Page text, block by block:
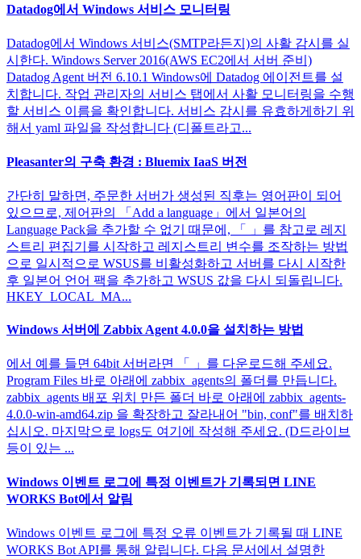
Datadog에서 Windows 서비스 모니터링
Datadog에서 Windows 서비스(SMTP라든지)의 사활 감시를 실
시한다. Windows Server 2016(AWS EC2에서 서버 준비)
Datadog Agent 버전 6.10.1 Windows에 Datadog 에이전트를 설
치합니다. 작업 관리자의 서비스 탭에서 사활 모니터링을 수행
할 서비스 이름을 확인합니다. 서비스 감시를 유효하게하기 위
해서 yaml 파일을 작성합니다 (디폴트라고...
Pleasanter의 구축 환경 : Bluemix IaaS 버전
간단히 말하면, 주문한 서버가 생성된 직후는 영어판이 되어
있으므로, 제어판의 「Add a language」에서 일본어의
Language Pack을 추가할 수 없기 때문에, 「 」를 참고로 레지
스트리 편집기를 시작하고 레지스트리 변수를 조작하는 방법
으로 일시적으로 WSUS를 비활성화하고 서버를 다시 시작한
후 일본어 언어 팩을 추가하고 WSUS 값을 다시 되돌립니다.
HKEY_LOCAL_MA...
Windows 서버에 Zabbix Agent 4.0.0을 설치하는 방법
에서 예를 들면 64bit 서버라면 「 」를 다운로드해 주세요.
Program Files 바로 아래에 zabbix_agents의 폴더를 만듭니다.
zabbix_agents 배포 위치 만든 폴더 바로 아래에 zabbix_agents-
4.0.0-win-amd64.zip 을 확장하고 잘라내어 "bin, conf"를 배치하
십시오. 마지막으로 logs도 여기에 작성해 주세요. (D드라이브
등이 있는 ...
Windows 이벤트 로그에 특정 이벤트가 기록되면 LINE
WORKS Bot에서 알림
Windows 이벤트 로그에 특정 오류 이벤트가 기록될 때 LINE
WORKS Bot API를 통해 알립니다. 다음 문서에서 설명한